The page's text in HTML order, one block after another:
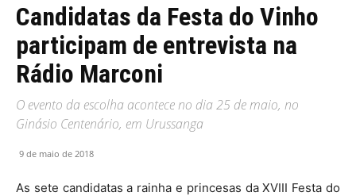
Candidatas da Festa do Vinho
participam de entrevista na
Rádio Marconi
O evento da escolha acontece no dia 25 de maio, no
Ginásio Centenário, em Urussanga
9 de maio de 2018
As sete candidatas a rainha e princesas da XVIII Festa do